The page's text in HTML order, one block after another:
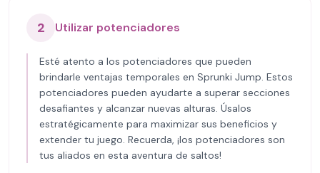
2 Utilizar potenciadores
Esté atento a los potenciadores que pueden
brindarle ventajas temporales en Sprunki Jump. Estos
potenciadores pueden ayudarte a superar secciones
desafiantes y alcanzar nuevas alturas. Úsalos
estratégicamente para maximizar sus beneficios y
extender tu juego. Recuerda, ¡los potenciadores son
tus aliados en esta aventura de saltos!